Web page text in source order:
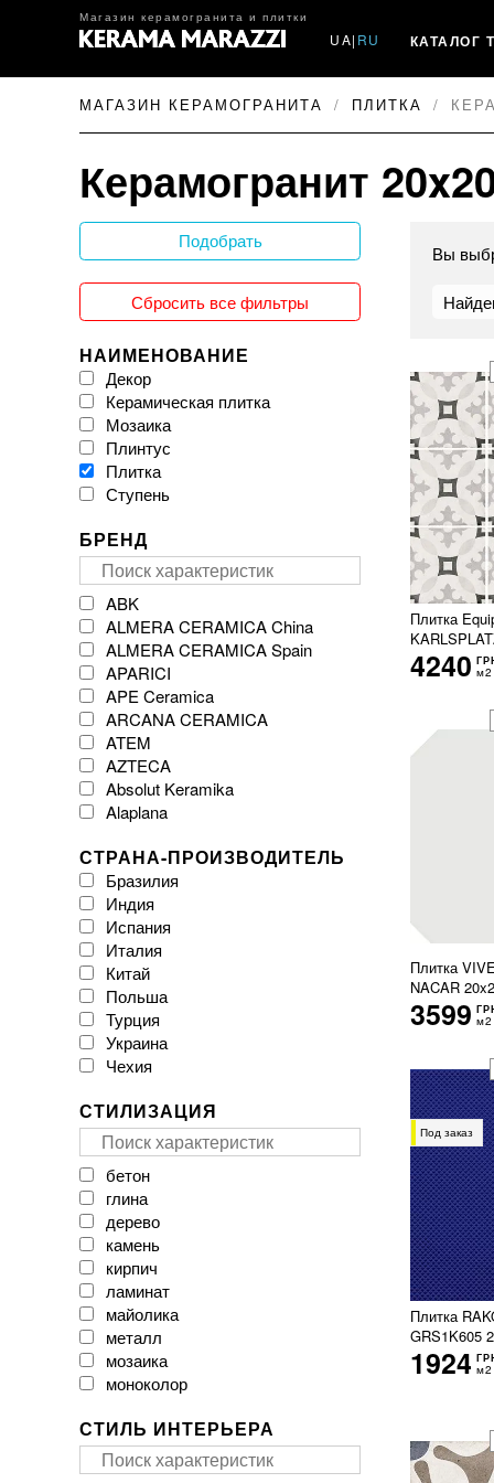
Магазин керамогранита и плитки
UA| RU КАТАЛОГ
МАГАЗИН КЕРАМОГРАНИТА ПЛИТКА
Керамогранит
Вы
Плитка
4240 м2
Плитка
NACAR
3599 м2
Под заказ
Плитка
GRS1K605
1924 м2
Подобрать
Сбросить все фильтры
НАИМЕНОВАНИЕ
Декор
Керамическая плитка
Мозаика
Плинтус
Плитка
Ступень
БРЕНД
ABK
ALMERA CERAMICA China
ALMERA CERAMICA Spain
APARICI
APE Ceramica
ARCANA CERAMICA
ATEM
AZTECA
Absolut Keramika
Alaplana
Arklam
Atlas Concorde
Atrium
Azulejos Benadresa
BESTILE
Baldocer
CAESAR
CASA CERAMICA
CERACASA CERAMICA
CERAMA MARKET
CERAMICHE BRENNERO
CasaInfinita
Ceramica Santa Claus
Ceramika Color
Ceramika Gres
Ceramika Konskie
Cerpa
Cerrad
Cersanit
Cicogres
Click Ceramica
Cristal Ceramica
Dual Gres
EXAGRES
Ecoceramic
СТРАНА-ПРОИЗВОДИТЕЛЬ
Бразилия
Индия
Испания
Италия
Китай
Польша
Турция
Украина
Чехия
СТИЛИЗАЦИЯ
бетон
глина
дерево
камень
кирпич
ламинат
майолика
металл
мозаика
моноколор
оникс
паркет
пэчворк
СТИЛЬ ИНТЕРЬЕРА